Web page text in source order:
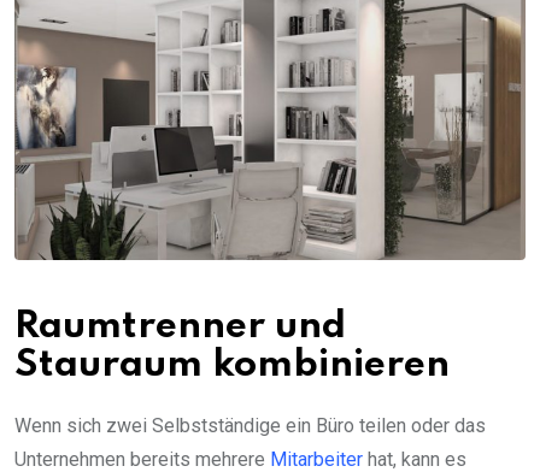
Raumtrenner und
Stauraum kombinieren
Wenn sich zwei Selbstständige ein Büro teilen oder das
Unternehmen bereits mehrere Mitarbeiter hat, kann es